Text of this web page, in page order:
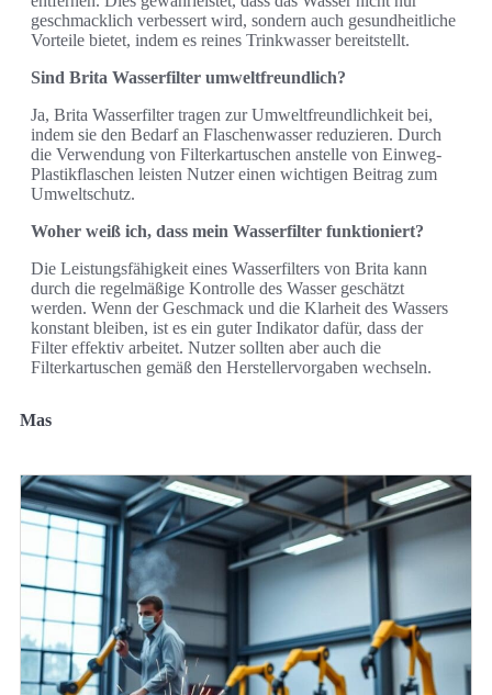
geschmacklich verbessert wird, sondern auch gesundheitliche
Vorteile bietet, indem es reines Trinkwasser bereitstellt.
Sind Brita Wasserfilter umweltfreundlich?
Ja, Brita Wasserfilter tragen zur Umweltfreundlichkeit bei,
indem sie den Bedarf an Flaschenwasser reduzieren. Durch
die Verwendung von Filterkartuschen anstelle von Einweg-
Plastikflaschen leisten Nutzer einen wichtigen Beitrag zum
Umweltschutz.
Woher weiß ich, dass mein Wasserfilter funktioniert?
Die Leistungsfähigkeit eines Wasserfilters von Brita kann
durch die regelmäßige Kontrolle des Wasser geschätzt
werden. Wenn der Geschmack und die Klarheit des Wassers
konstant bleiben, ist es ein guter Indikator dafür, dass der
Filter effektiv arbeitet. Nutzer sollten aber auch die
Filterkartuschen gemäß den Herstellervorgaben wechseln.
Mas